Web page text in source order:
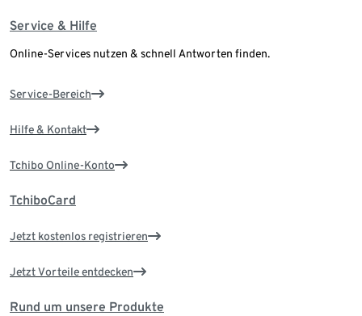
Service & Hilfe
Online-Services nutzen & schnell Antworten finden.
Service-Bereich
Hilfe & Kontakt
Tchibo Online-Konto
TchiboCard
Jetzt kostenlos registrieren
Jetzt Vorteile entdecken
Rund um unsere Produkte